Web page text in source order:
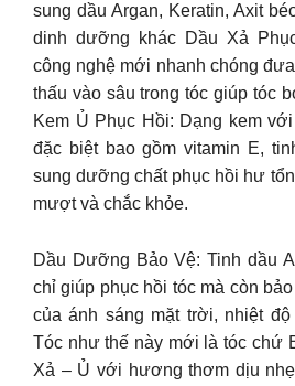
sung dầu Argan, Keratin, Axit
dinh dưỡng khác Dầu Xả
công nghệ mới nhanh chóng
thấu vào sâu trong tóc giúp tóc
Kem Ủ Phục Hồi: Dạng kem
đặc biệt bao gồm vitamin E,
sung dưỡng chất phục hồi hư
mượt và chắc khỏe.
Dầu Dưỡng Bảo Vệ: Tinh dầu
chỉ giúp phục hồi tóc mà còn
của ánh sáng mặt trời, nhiệt
Tóc như thế này mới là tóc chứ
Xả – Ủ với hương thơm dịu